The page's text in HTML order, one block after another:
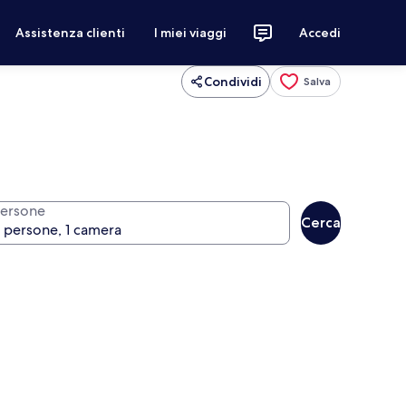
Assistenza clienti I miei viaggi Accedi
Condividi Salva
Cerca